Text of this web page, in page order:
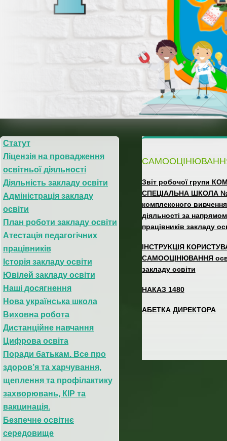
internat2.kh.ua
Статут
Ліцензія на провадження
освітньої діяльності
Діяльність закладу освіти
Адміністрація закладу
освіти
План роботи закладу освіти
Атестація педагогічних
працівників
Історія закладу освіти
Ювілей закладу освіти
Наші досягнення
Нова українська школа
Виховна робота
Дистанційне навчання
Цифрова освіта
Поради батькам. Все про
здоров’я та харчування,
щеплення та профілактику
захворювань, КІР та
вакцинація.
Безпечне освітнє
середовище
Звіт робочої групи
СПЕЦІАЛЬНА ШКОЛА
комплексного
діяльності за
працівників закладу
ІНСТРУКЦІЯ
САМООЦІНЮВАННЯ
закладу освіти
НАКАЗ 1480
АБЕТКА ДИРЕКТОРА